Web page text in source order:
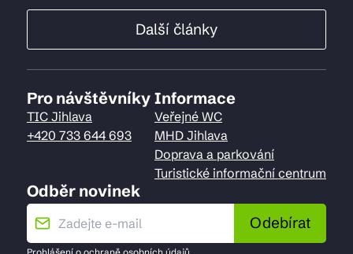
Další články
Pro návštěvníky
TIC Jihlava
+420 733 644 693
Informace
Veřejné WC
MHD Jihlava
Doprava a parkování
Turistické informační centrum
Odběr novinek
Odebírat
Prohlášení o ochraně osobních údajů.